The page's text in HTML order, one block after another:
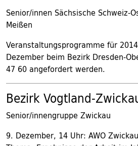
Senior/innen Sächsische Schweiz-
Meißen
Veranstaltungsprogramme für
Dezember beim Bezirk Dresden-
47 60 angefordert werden.
Bezirk Vogtland-
Senior/innengruppe Zwickau
9. Dezember, 14 Uhr: AWO